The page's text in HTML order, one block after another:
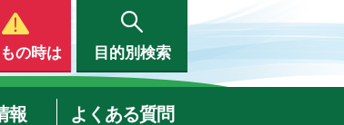
の時は 目的別検索
報 よくある質問